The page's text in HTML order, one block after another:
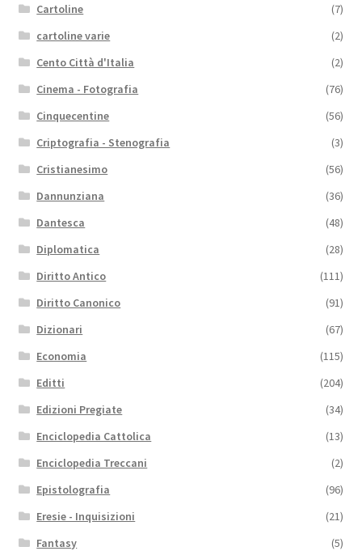
Cartoline
(7)
cartoline varie
(2)
Cento Città d'Italia
(2)
Cinema - Fotografia
(76)
Cinquecentine
(56)
Criptografia - Stenografia
(3)
Cristianesimo
(56)
Dannunziana
(36)
Dantesca
(48)
Diplomatica
(28)
Diritto Antico
(111)
Diritto Canonico
(91)
Dizionari
(67)
Economia
(115)
Editti
(204)
Edizioni Pregiate
(34)
Enciclopedia Cattolica
(13)
Enciclopedia Treccani
(2)
Epistolografia
(96)
Eresie - Inquisizioni
(21)
Fantasy
(5)